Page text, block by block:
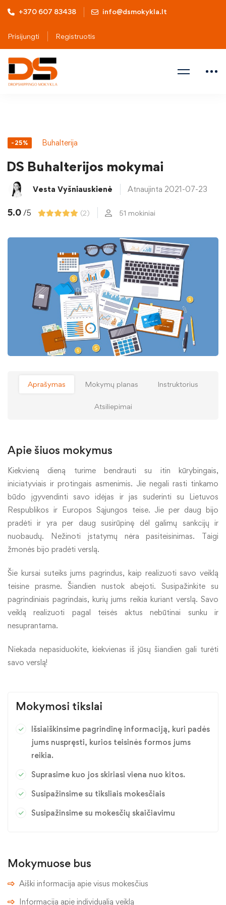
+370 607 83438 info@dsmokykla.lt
Prisijungti Registruotis
-25% Buhalterija
DS Buhalterijos mokymai
Vesta Vyšniauskienė Atnaujinta 2021-07-23
5.0 /5 (2) 51 mokiniai
Aprašymas Mokymų planas Instruktorius
Atsiliepimai
Apie šiuos mokymus
Kiekvieną dieną turime bendrauti su itin kūrybingais,
iniciatyviais ir protingais asmenimis. Jie negali rasti tinkamo
būdo įgyvendinti savo idėjas ir jas suderinti su Lietuvos
Respublikos ir Europos Sąjungos teise. Jie per daug bijo
pradėti ir yra per daug susirūpinę dėl galimų sankcijų ir
nuobaudų. Nežinoti įstatymų nėra pasiteisinimas. Taigi
žmonės bijo pradėti verslą.
Šie kursai suteiks jums pagrindus, kaip realizuoti savo veiklą
teisine prasme. Šiandien nustok abejoti. Susipažinkite su
pagrindiniais pagrindais, kurių jums reikia kuriant verslą. Savo
veiklą realizuoti pagal teisės aktus nebūtinai sunku ir
nesuprantama.
Niekada nepasiduokite, kiekvienas iš jūsų šiandien gali turėti
savo verslą!
Mokymosi tikslai
Išsiaiškinsime pagrindinę informaciją, kuri padės
jums nuspręsti, kurios teisinės formos jums
reikia.
Suprasime kuo jos skiriasi viena nuo kitos.
Susipažinsime su tiksliais mokesčiais
Susipažinsime su mokesčių skaičiavimu
Mokymuose bus
Aiški informacija apie visus mokesčius
Informacija apie individualią veiklą